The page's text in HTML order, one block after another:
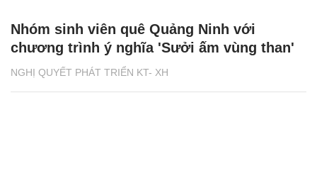
NGHỊ QUYẾT PHÁT TRIỂN KT- XH
Nhóm sinh viên quê Quảng Ninh với
chương trình ý nghĩa 'Sưởi ấm vùng than'